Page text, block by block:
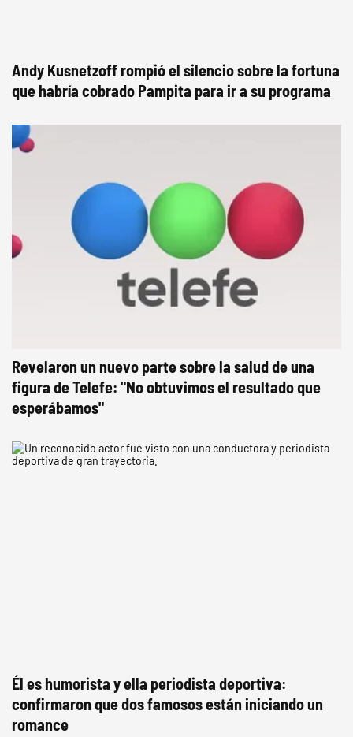
Andy Kusnetzoff rompió el silencio sobre la fortuna
que habría cobrado Pampita para ir a su programa
Revelaron un nuevo parte sobre la salud de una
figura de Telefe: "No obtuvimos el resultado que
esperábamos"
Él es humorista y ella periodista deportiva:
confirmaron que dos famosos están iniciando un
romance